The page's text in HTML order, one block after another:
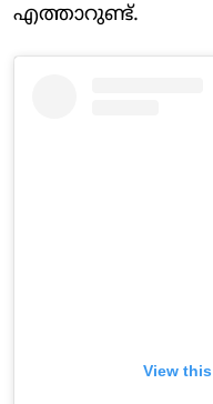
എത്താറുണ്ട്.
View